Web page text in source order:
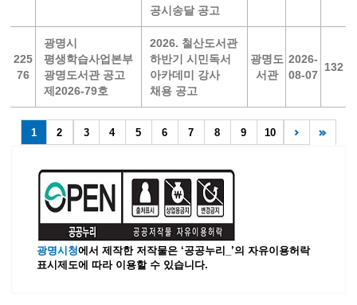
공시송달 공고
225
76
광명시
평생학습사업본부
광명도서관 공고
제2026-79호
2026. 철산도서관
하반기 시민독서
아카데미 강사
채용 공고
광명도
서관
2026-
08-07
132
1 2 3 4 5 6 7 8 9 10
광명시청에서 제작한 저작물은 ‘공공누리_’의 자유이용허락
표시제도에 따라 이용할 수 있습니다.